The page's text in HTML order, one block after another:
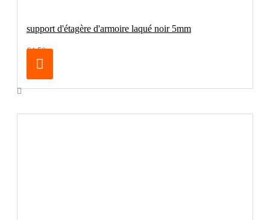
support d'étagère d'armoire laqué noir 5mm
€4.50